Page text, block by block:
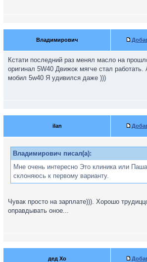
Владимирович
Кстати последний раз менял масло на
оригинал 5W40 Движок мягче стал работать.
мобил 5w40 Я удивился даже )))
ilan
Владимирович писал(а):
Мне очень интересно Это клиника или
склоняюсь к первому варианту.
Чувак просто на зарплате))). Хорошо
оправдывать оное...
дед Хо